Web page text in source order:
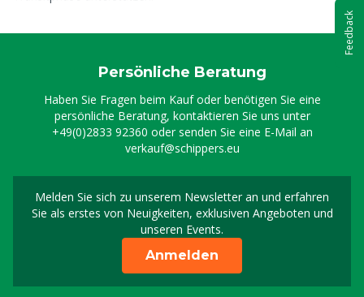
Persönliche Beratung
Haben Sie Fragen beim Kauf oder benötigen Sie eine
persönliche Beratung, kontaktieren Sie uns unter
+49(0)2833 92360 oder senden Sie eine E-Mail an
verkauf@schippers.eu
Melden Sie sich zu unserem Newsletter an und erfahren
Sie als erstes von Neuigkeiten, exklusiven Angeboten und
unseren Events.
Melden Sie sich für
Anmelden
Feedback